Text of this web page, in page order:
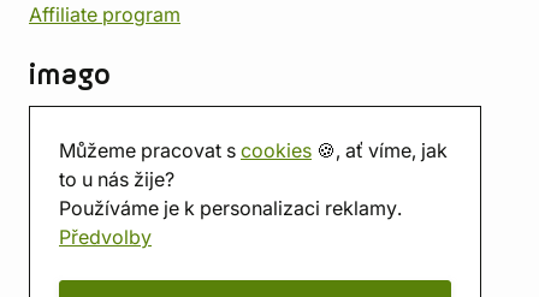
Můžeme pracovat s cookies 🍪, ať víme, jak
to u nás žije?
Používáme je k personalizaci reklamy.
Předvolby
Affiliate program
imago
Prodejna
Herna
O nás
Hodnocení obchodu